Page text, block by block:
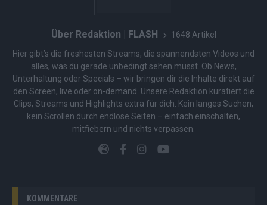
Über Redaktion | FLASH 1648 Artikel
Hier gibt’s die freshesten Streams, die spannendsten Videos und
alles, was du gerade unbedingt sehen musst. Ob News,
Unterhaltung oder Specials – wir bringen dir die Inhalte direkt auf
den Screen, live oder on-demand. Unsere Redaktion kuratiert die
Clips, Streams und Highlights extra für dich. Kein langes Suchen,
kein Scrollen durch endlose Seiten – einfach einschalten,
mitfiebern und nichts verpassen.
KOMMENTARE